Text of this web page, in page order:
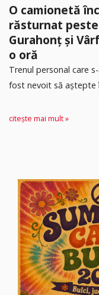
O camionetă
răsturnat
Gurahonț și
o oră
Trenul personal care
fost nevoit să aștepte
citește mai mult »